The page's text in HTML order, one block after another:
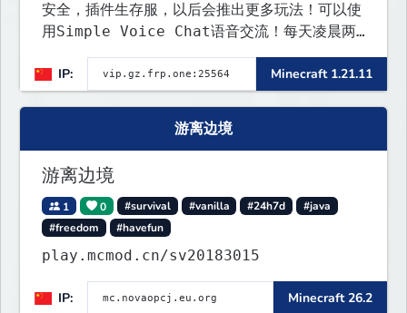
安全，插件生存服，以后会推出更多玩法！可以使
用Simple Voice Chat语音交流！每天凌晨两
点会自动备份,晚上内网穿透高峰期网络会不稳定
IP:
Minecraft 1.21.11
游离边境
游离边境
1 0 #survival #vanilla #24h7d
#java
#freedom
#havefun
play.mcmod.cn/sv20183015
IP: Minecraft 26.2